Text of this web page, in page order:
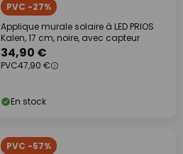
PVC -27%
Applique murale solaire à LED PRIOS
Kalen, 17 cm, noire, avec capteur
34,90 €
PVC47,90 €
En stock
PVC -57%